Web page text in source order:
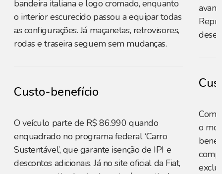
bandeira italiana e logo cromado, enquanto
o interior escurecido passou a equipar todas
as configurações. Já maçanetas, retrovisores,
rodas e traseira seguem sem mudanças.
Custo-benefício
O veículo parte de R$ 86.990 quando
enquadrado no programa federal ‘Carro
Sustentável’, que garante isenção de IPI e
descontos adicionais. Já no site oficial da Fiat,
Com
o